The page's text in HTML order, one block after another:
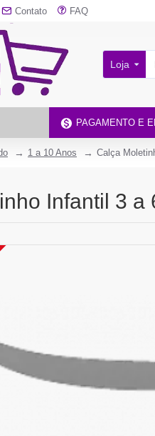
Contato FAQ
Loja
PAGAMENTO E
1 a 10 Anos Calça
Infantil 3 a